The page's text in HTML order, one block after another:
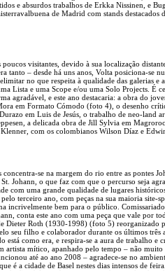
e absurdos trabalhos de Erkka Nissinen, e
de Madrid com stands destacados
poucos visitantes, devido à sua localização
tanto – desde há uns anos, Volta posiciona-se
no que respeita à qualidade das galerias e
Lista e uma Scope e/ou uma Solo Projects. É
agradável, e este ano destacaria: a obra do
em Formato Cómodo (foto 4), o desenho
em Luis de Jesús, o trabalho de neo-land
a delicada obra de Jill Sylvia em
com os colombianos Wilson Díaz e
concentra-se na margem do rio entre as pontes
Johann, o que faz com que o percurso seja
com uma grande qualidade de lugares
terceiro ano, com peças na sua maioria site-
incrivelmente bem para o público. Comissariado
conta este ano com uma peça que vale por
Dieter Roth (1930-1998) (foto 5) reorganizado
seu filho e colaborador durante os últimos três
está como era, e respira-se a aura de trabalho e
artista mítico, apanhado pelo tempo – não muito
até ao ano 2008 – agradece-se no
é a cidade de Basel nestes dias intensos de